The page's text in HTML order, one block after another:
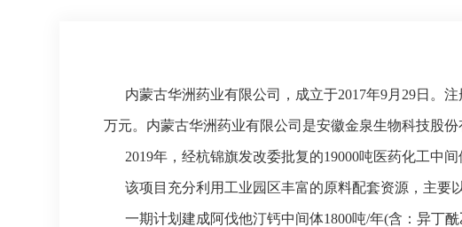
内蒙古华洲药业有限公司，成立于2017年9月29日。注
万元。内蒙古华洲药业有限公司是安徽金泉生物科技股
2019年，经杭锦旗发改委批复的19000吨医药化工中间
该项目充分利用工业园区丰富的原料配套资源，主要
一期计划建成阿伐他汀钙中间体1800吨/年(含：异丁酰